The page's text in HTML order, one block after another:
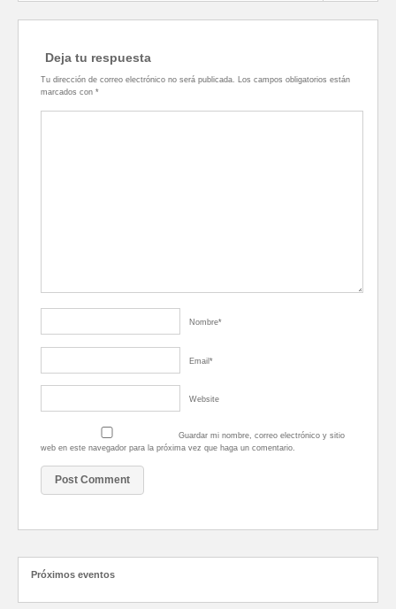
Deja tu respuesta
Tu dirección de correo electrónico no será publicada. Los campos obligatorios están
marcados con *
Nombre*
Email*
Website
Guardar mi nombre, correo electrónico y sitio
web en este navegador para la próxima vez que haga un comentario.
Próximos eventos